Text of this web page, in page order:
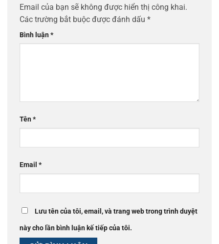
Email của bạn sẽ không được hiển thị công khai.
Các trường bắt buộc được đánh dấu *
Bình luận*
Tên*
Email *
Lưu tên của tôi, email, và trang web trong trình duyệt
này cho lần bình luận kế tiếp của tôi.